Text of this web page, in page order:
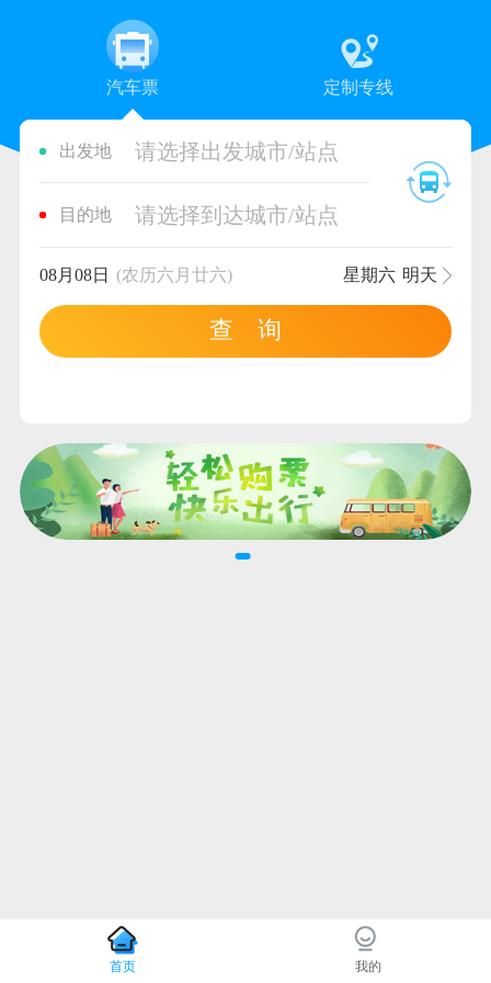
汽车票 定制专线
出发地 请选择出发城市/站点
目的地 请选择到达城市/站点
08月08日 (农历六月廿六) 星期六 明天
查 询
首页 我的